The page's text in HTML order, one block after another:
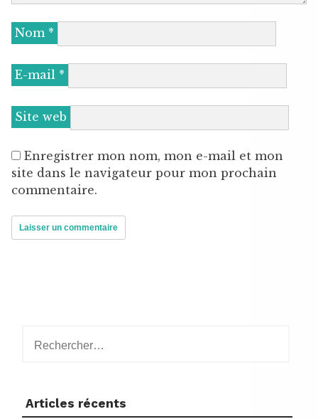
Nom *
E-mail *
Site web
Enregistrer mon nom, mon e-mail et mon
site dans le navigateur pour mon prochain
commentaire.
Articles récents